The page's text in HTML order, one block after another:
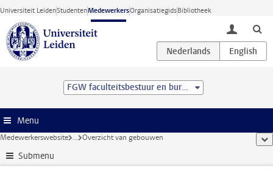
Ga direct naar de inhoud
Universiteit LeidenStudentenMedewerkersOrganisatiegidsBibliotheek
toggle
FGW faculteitsbestuur en bureau
Menu
Medewerkerswebsite ... Overzicht van gebouwen
Submenu